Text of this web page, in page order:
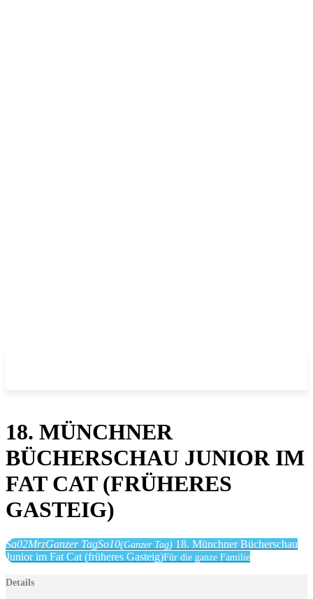
18. MÜNCHNER
BÜCHERSCHAU JUNIOR IM
FAT CAT (FRÜHERES
GASTEIG)
Sa02MrzGanzer TagSo10(Ganzer Tag) 18. Münchner Bücherschau
Junior im Fat Cat (früheres Gasteig)Für die ganze Familie
Details